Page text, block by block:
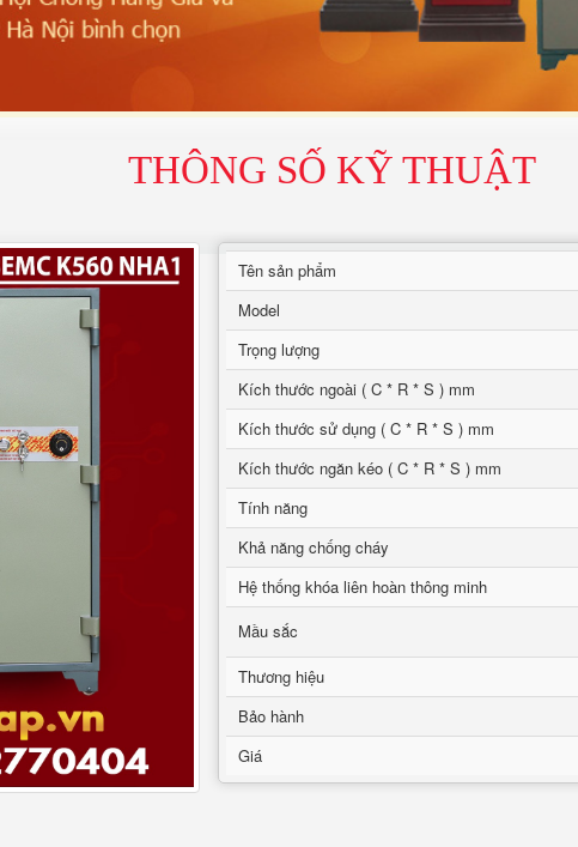
THÔNG SỐ KỸ THUẬT
Tên sản phẩm
Model
Trọng lượng
Kích thước ngoài ( C * R * S ) mm
Kích thước sử dụng ( C * R * S ) mm
Kích thước ngăn kéo ( C * R * S ) mm
Tính năng
Khả năng chống cháy
Hệ thống khóa liên hoàn thông minh
Mầu sắc
Thương hiệu
Bảo hành
Giá